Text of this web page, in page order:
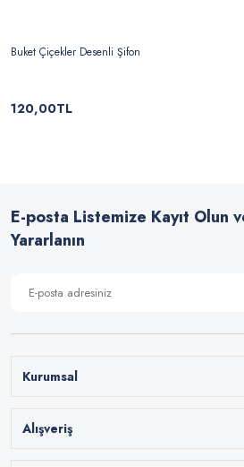
Buket Çiçekler Desenli Şifon
120,00TL
E-posta Listemize Kayıt Olun
Yararlanın
Kurumsal
Alışveriş